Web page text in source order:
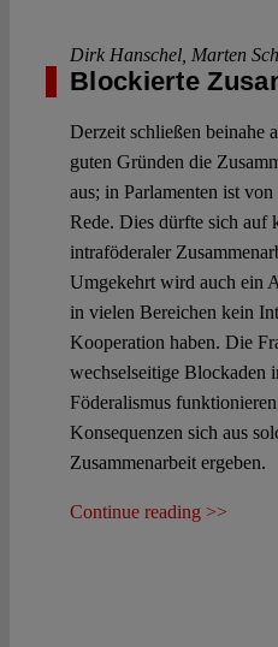
Dirk Hanschel Marten
Blockierte
Derzeit schließen beinahe
guten Gründen die
aus; in Parlamenten ist
Rede. Dies dürfte sich auf
intraföderaler
Umgekehrt wird auch ein
in vielen Bereichen kein
Kooperation haben. Die
wechselseitige Blockaden
Föderalismus
Konsequenzen sich aus
Zusammenarbeit ergeben.
Continue reading >>